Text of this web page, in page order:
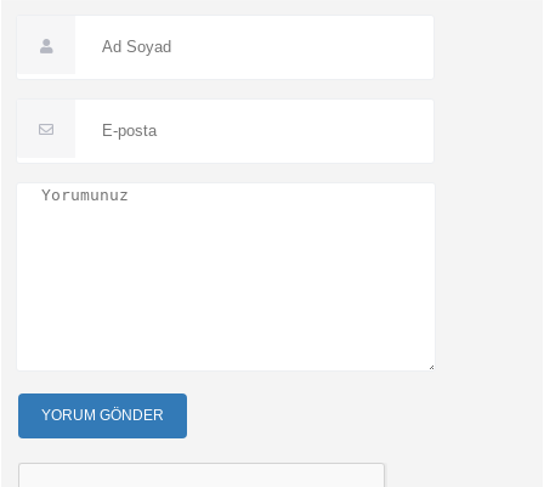
YORUM GÖNDER